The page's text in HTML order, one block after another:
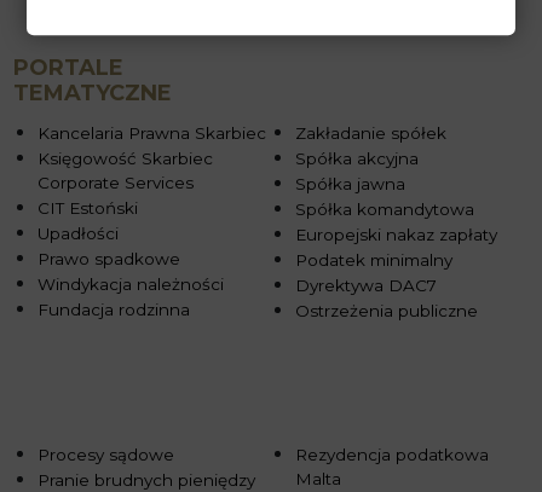
PORTALE
TEMATYCZNE
Kancelaria Prawna Skarbiec
Księgowość Skarbiec
Corporate Services
CIT Estoński
Upadłości
Prawo spadkowe
Windykacja należności
Fundacja rodzinna
Zakładanie spółek
Spółka akcyjna
Spółka jawna
Spółka komandytowa
Europejski nakaz zapłaty
Podatek minimalny
Dyrektywa DAC7
Ostrzeżenia publiczne
Procesy sądowe
Pranie brudnych pieniędzy
Rezydencja podatkowa
Malta